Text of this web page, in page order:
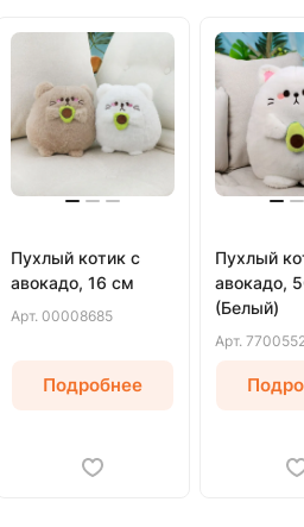
Пухлый котик с
авокадо, 16 см
Арт. 00008685
Подробнее
Пухлый
авокадо,
(Белый)
Арт.